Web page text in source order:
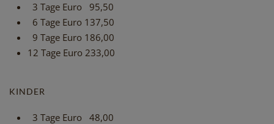
3 Tage Euro 95,50
6 Tage Euro 137,50
9 Tage Euro 186,00
12 Tage Euro 233,00
KINDER
3 Tage Euro 48,00